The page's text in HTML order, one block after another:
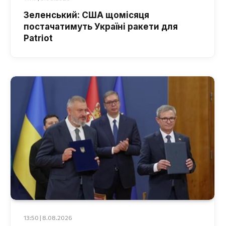
Зеленський: США щомісяця
постачатимуть Україні ракети для
Patriot
13:50 | 8.08.2026